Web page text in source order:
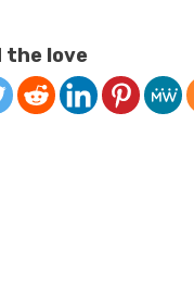
the love